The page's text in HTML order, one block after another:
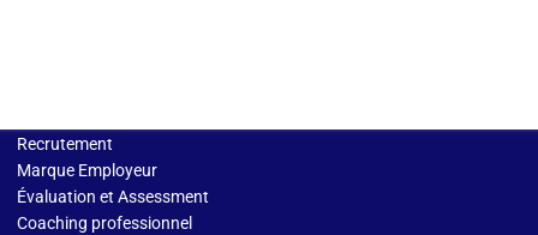
Recrutement
Marque Employeur
Évaluation et Assessment
Coaching professionnel